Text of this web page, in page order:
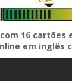
com 16
em inglês